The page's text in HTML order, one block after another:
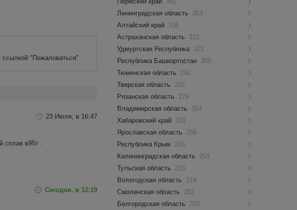
ссылкой "Пожаловаться"
23 Июля, в 16:47
сплав в95т .
Сегодня, в 12:19
Ленинградская область
353
Алтайский край 335
Астраханская область
322
Удмуртская Республика 321
Республика Башкортостан 305
Тюменская область
292
Тверская область
282
Рязанская область
279
Владимирская область
264
Хабаровский край 261
Ярославская область
256
Республика Крым
255
Калининградская область
251
Тульская область
215
Вологодская область
214
Смоленская область
202
Белгородская область
200